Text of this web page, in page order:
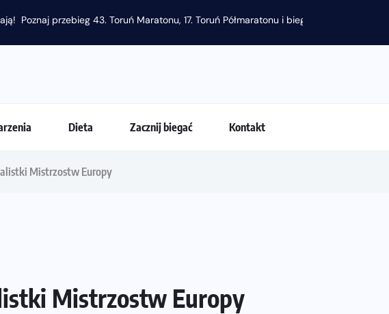
Poznaj przebieg 43. Toruń Maratonu, 17. Toruń Półmaratonu i biegu na 5 km
Dieta Zacznij biegać Kontakt
Mistrzostw Europy
Mistrzostw Europy